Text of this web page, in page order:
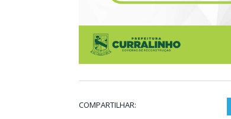
COMPARTILHAR: